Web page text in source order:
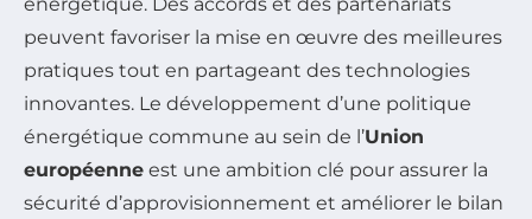
peuvent favoriser la mise en œuvre des meilleures
pratiques tout en partageant des technologies
innovantes. Le développement d’une politique
énergétique commune au sein de l’Union
européenne est une ambition clé pour assurer la
sécurité d’approvisionnement et améliorer le bilan